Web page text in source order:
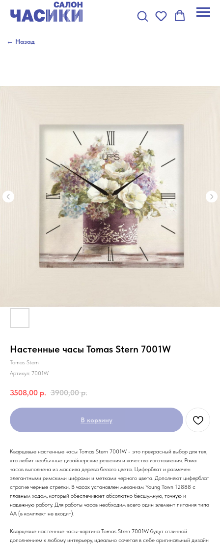
← Назад
Настенные часы Tomas Stern 7001W
Tomas Stern
Артикул: 7001W
3508,00 р. 3900,00 р.
В корзину
Кварцевые настенные часы Tomas Stern 7001W - это прекрасный выбор для тех,
кто любит необычные дизайнерские решения и качество изготовления. Рама
часов выполнена из массива дерева белого цвета. Циферблат и размечен
элегантными римскими цифрами и метками черного цвета. Дополняют циферблат
строгие черные стрелки. В часах установлен механизм Young Town 12888 с
плавным ходом, который обеспечивает абсолютно бесшумную, точную и
надежную работу. Для работы часов необходим всего один элемент питания типа
АА (в комплект не входит).
Кварцевые настенные часы-картина Tomas Stern 7001W будут отличной
дополнением к любому интерьеру, идеально сочетая в себе оригинальный дизайн